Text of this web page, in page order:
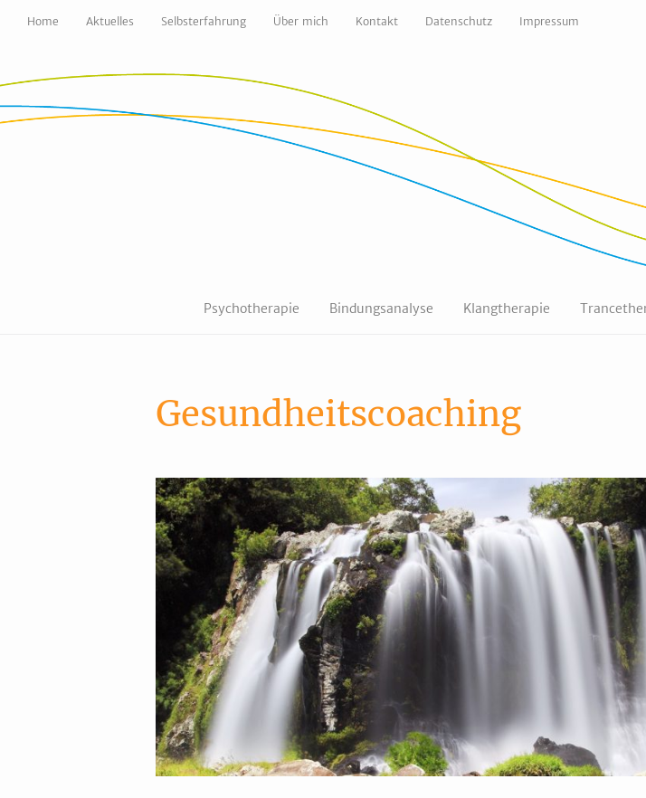
Home Aktuelles Selbsterfahrung Über mich Kontakt Datenschutz Impressum
Psychotherapie Bindungsanalyse Klangtherapie
Gesundheitscoaching